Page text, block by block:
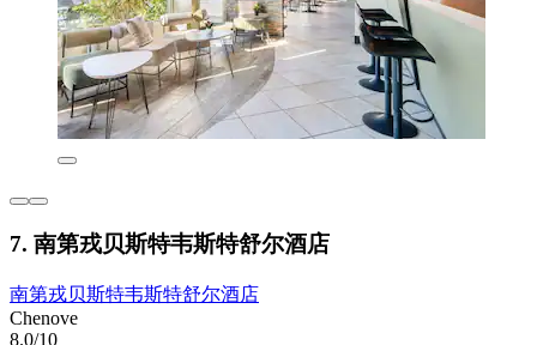
7. 南第戎贝斯特韦斯特舒尔酒店
南第戎贝斯特韦斯特舒尔酒店
Chenove
8.0/10